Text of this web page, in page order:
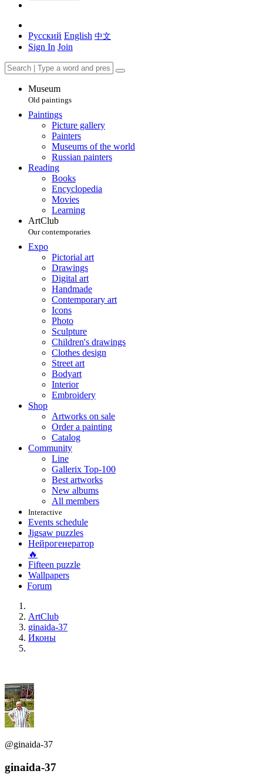
Русский English 中文
Sign In Join
Museum
Old paintings
Paintings
Picture gallery
Painters
Museums of the world
Russian painters
Reading
Books
Encyclopedia
Movies
Learning
ArtClub
Our contemporaries
Expo
Pictorial art
Drawings
Digital art
Handmade
Contemporary art
Icons
Photo
Sculpture
Children's drawings
Clothes design
Street art
Bodyart
Interior
Embroidery
Shop
Artworks on sale
Order a painting
Catalog
Community
Line
Gallerix Top-100
Best artworks
New albums
All members
Interactive
Events schedule
Jigsaw puzzles
Нейрогенератор
🔥
Fifteen puzzle
Wallpapers
Forum
ArtClub
ginaida-37
Иконы
@ginaida-37
ginaida-37